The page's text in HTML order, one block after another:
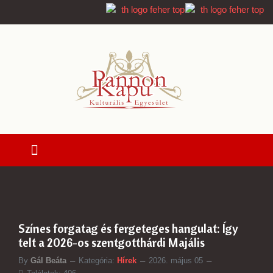
Színes forgatag és fergeteges hangulat: Így
telt a 2026-os szentgotthárdi Majális
By Gál Beáta Kategória: Hírek
2026. május 05